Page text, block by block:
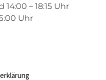
14:00 – 18:15 Uhr
Uhr